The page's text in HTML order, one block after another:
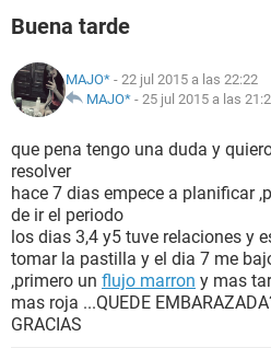
NUTRICIÓN
BIENESTAR
SEXUALIDAD
GLOSARIO
Buena tarde
MAJO* - 22 jul 2015 a las 22:22
MAJO* - 25 jul 2015 a las
que pena tengo una duda y
resolver
hace 7 dias empece a planificar
de ir el periodo
los dias 3,4 y5 tuve relaciones y
tomar la pastilla y el dia 7 me
,primero un flujo marron y mas
mas roja ...QUEDE
GRACIAS